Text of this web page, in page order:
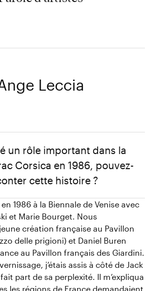
Leccia
un rôle important dans la
Corsica en 1986, pouvez-
cette histoire ?
1986 à la Biennale de Venise avec
et Marie Bourget. Nous
création française au Pavillon
delle prigioni) et Daniel Buren
au Pavillon français des Giardini.
j’étais assis à côté de Jack
part de sa perplexité. Il m’expliqua
les régions de France demandaient